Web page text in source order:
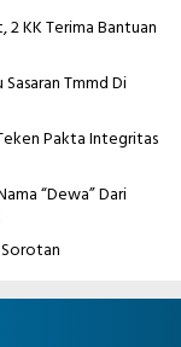
KK Terima Bantuan
Tmmd Di
Pakta Integritas
“Dewa” Dari
Sorotan